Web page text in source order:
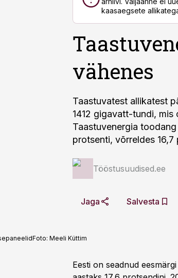
kaasaegsete
vähenes
Taastuvatest allikatest
1412 gigavatt-tundi, mis
Taastuvenergia
protsenti, võrreldes
Tööstusuudised.ee
Jaga Salvesta
Foto: Meeli Küttim
Eesti on seadnud